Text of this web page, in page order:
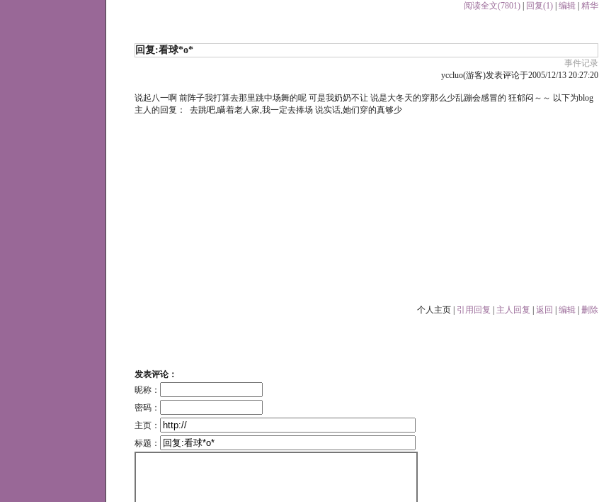
阅读全文(7801) 回复(1) 编辑 精华
回复:看球*o*
事件记录
yccluo(游客)发表评论于2005/12/13 20:27:20
说起八一啊 前阵子我打算去那里跳中场舞的呢 可是我奶奶不让 说是大冬天的穿那么少乱蹦会感冒的 狂郁闷～～ 以下为blog
主人的回复： 去跳吧,瞒着老人家,我一定去捧场 说实话,她们穿的真够少
个人主页 | 引用回复 主人回复 返回 编辑 删除
发表评论：
昵称：
密码：
主页：
标题：